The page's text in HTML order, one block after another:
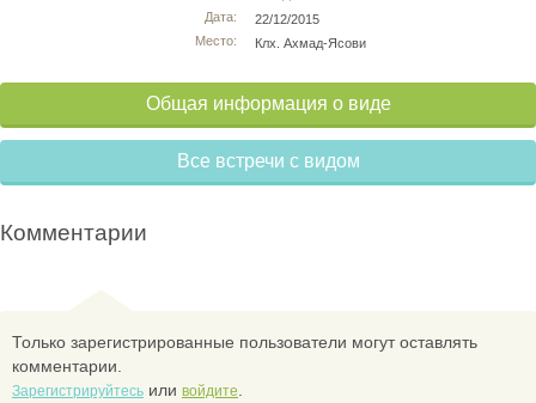
Дата:
Место:
22/12/2015
Клх. Ахмад-Ясови
Общая информация о виде
Все встречи с видом
Комментарии
Только зарегистрированные пользователи могут оставлять
комментарии.
Зарегистрируйтесь или войдите